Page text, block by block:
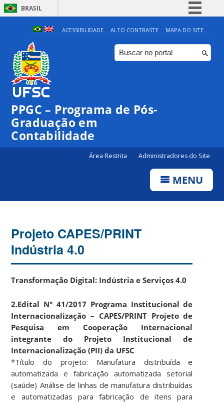
BRASIL
Simplifique!
Comunica BR
Participe
Canais
ACESSIBILIDADE ALTO CONTRASTE MAPA DO SITE
PPGC – Programa de Pós-
Graduação em
Contabilidade
Área Restrita Administradores do Site
MENU
Projeto CAPES/PRINT
Indústria 4.0
Transformação Digital: Indústria e Serviços 4.0
2.Edital N° 41/2017 Programa Institucional de
Internacionalização – CAPES/PRINT Projeto de
Pesquisa em Cooperação Internacional
integrante do Projeto Institucional de
Internacionalização (PII) da UFSC
*Título do projeto: Manufatura distribuída e
automatizada e fabricação automatizada setorial
(saúde) Análise de linhas de manufatura distribuídas
e automatizadas para fabricação de itens para